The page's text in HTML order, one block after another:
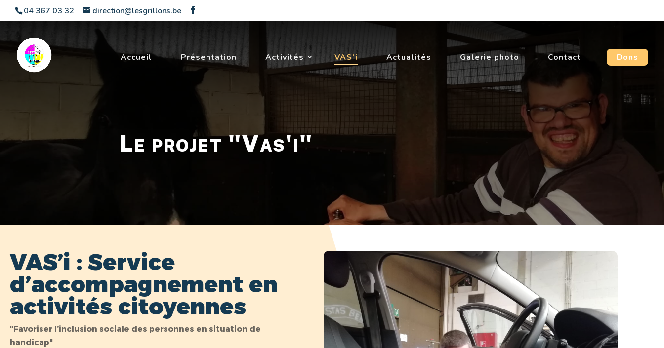
04 367 03 32 direction@lesgrillons.be
Accueil Présentation Activités VAS’i Actualités Galerie photo Contact Dons
Le projet "Vas'i"
VAS’i : Service
d’accompagnement en
activités citoyennes
"Favoriser l’inclusion sociale des personnes en situation de
handicap"